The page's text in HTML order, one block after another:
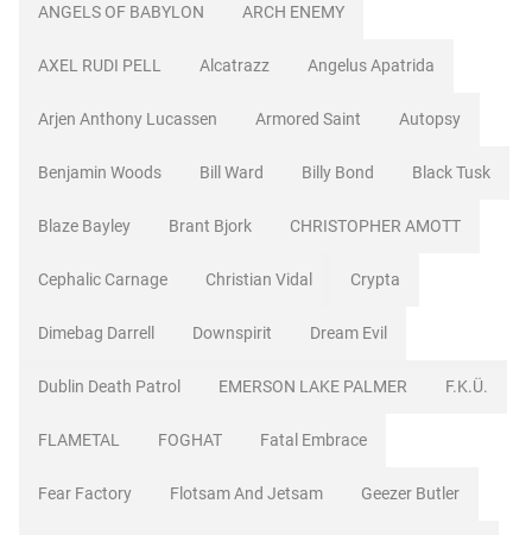
ANGELS OF BABYLON ARCH ENEMY
AXEL RUDI PELL Alcatrazz Angelus Apatrida
Arjen Anthony Lucassen Armored Saint Autopsy
Benjamin Woods Bill Ward Billy Bond Black Tusk
Blaze Bayley Brant Bjork CHRISTOPHER AMOTT
Cephalic Carnage Christian Vidal Crypta
Dimebag Darrell Downspirit Dream Evil
Dublin Death Patrol EMERSON LAKE PALMER F.K.Ü.
FLAMETAL FOGHAT Fatal Embrace
Fear Factory Flotsam And Jetsam Geezer Butler